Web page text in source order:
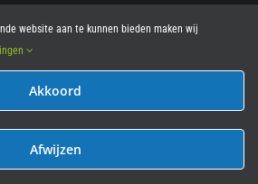
Bike • All Rights Reserved • powered
website aan te kunnen bieden maken wij
Akkoord
Afwijzen